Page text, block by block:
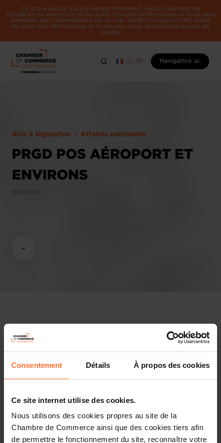
Consentement Détails À propos des cookies
Ce site internet utilise des cookies.
Nous utilisons des cookies propres au site de la
Chambre de Commerce ainsi que des cookies tiers afin
de permettre le fonctionnement du site, reconnaître votre
Ce site a un but exclusivement informatif. Aucun paiement de
cotisation ou exécution d'une autre transaction financière ne vous sera
demandé par l'intermédiaire de ce site. Vérifiez toujours l'URL avant
de saisir vos informations et contactez-nous directement en cas de
doute.
Navigation
Avis & législation Affaires nationales
PRGD POS AÉROPORT ET
ENVIRONS
Avis & législation
Infos pratiques
2 textes de projet
Projet de règlement grand-ducal modifiant le règlement